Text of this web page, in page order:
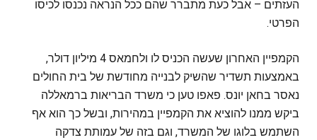
העזתים – אבל כעת מתברר שהם ככל הנראה נכנסו לכיסו
הפרטי.
הקמפיין האחרון שעשה הכניס לו ולחמאס 4 מיליון דולר,
באמצעות תשדיר שהשיק לבנייה מחודשת של בית החולים
נאסר בחאן יונס. פאפו טען כי משרד הבריאות ברמאללה
ביקש ממנו להוציא את הקמפיין במהירות, ובשל כך הוא אף
השתמש בלוגו של המשרד, וגם בזה של עמותת צדקה